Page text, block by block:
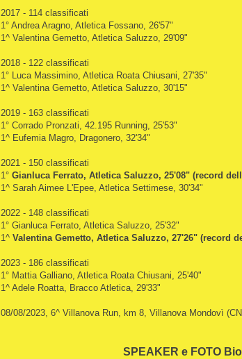
2017 - 114 classificati
1° Andrea Aragno, Atletica Fossano, 26'57"
1^ Valentina Gemetto, Atletica Saluzzo, 29'09"
2018 - 122 classificati
1° Luca Massimino, Atletica Roata Chiusani, 27'35"
1^ Valentina Gemetto, Atletica Saluzzo, 30'15"
2019 - 163 classificati
1° Corrado Pronzati, 42.195 Running, 25'53"
1^ Eufemia Magro, Dragonero, 32'34"
2021 - 150 classificati
1° Gianluca Ferrato, Atletica Saluzzo, 25'08" (record
1^ Sarah Aimee L'Epee, Atletica Settimese, 30'34"
2022 - 148 classificati
1° Gianluca Ferrato, Atletica Saluzzo, 25'32"
1^ Valentina Gemetto, Atletica Saluzzo, 27'26" (record
2023 - 186 classificati
1° Mattia Galliano, Atletica Roata Chiusani, 25'40"
1^ Adele Roatta, Bracco Atletica, 29'33"
08/08/2023, 6^ Villanova Run, km 8, Villanova Mondovì
SPEAKER e FOTO